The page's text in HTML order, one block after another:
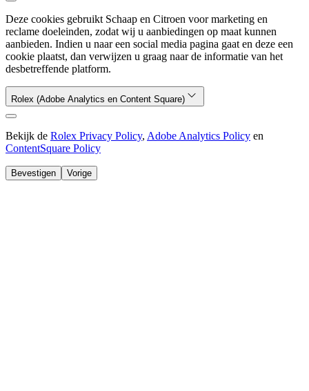
Deze cookies gebruikt Schaap en Citroen voor marketing en
reclame doeleinden, zodat wij u aanbiedingen op maat kunnen
aanbieden. Indien u naar een social media pagina gaat en deze een
cookie plaatst, dan verwijzen u graag naar de informatie van het
desbetreffende platform.
Rolex (Adobe Analytics en Content Square)
Bekijk de Rolex Privacy Policy, Adobe Analytics Policy en
ContentSquare Policy
Bevestigen Vorige